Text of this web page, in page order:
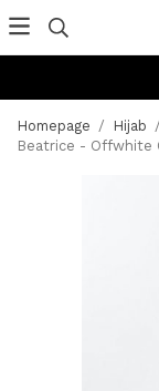
Homepage / Hijab /
Beatrice - Offwhite